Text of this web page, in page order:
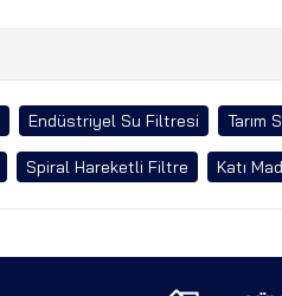
Endüstriyel Su Filtresi Tarım
Spiral Hareketli Filtre Katı